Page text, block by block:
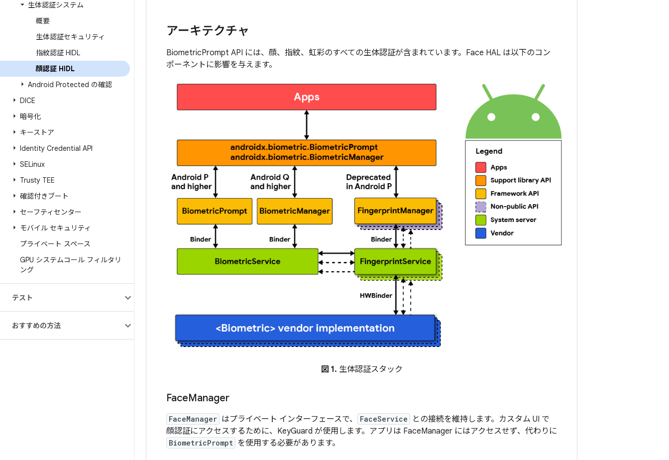
生体認証システム
概要
生体認証セキュリティ
指紋認証 HIDL
顔認証 HIDL
Android Protected の確認
DICE
暗号化
キーストア
Identity Credential API
SELinux
Trusty TEE
確認付きブート
セーフティセンター
モバイル セキュリティ
プライベート スペース
GPU システムコール フィルタリ
ング
テスト
おすすめの方法
アーキテクチャ
BiometricPrompt API には、顔、指紋、虹彩のすべての生体認証が含まれています。Face HAL は以下のコン
ポーネントに影響を与えます。
図 1. 生体認証スタック
FaceManager
FaceManager はプライベート インターフェースで、 FaceService
との接続を維持します。カスタム UI で
顔認証にアクセスするために、KeyGuard が使用します。アプリは FaceManager にはアクセスせず、代わりに
BiometricPrompt を使用する必要があります。